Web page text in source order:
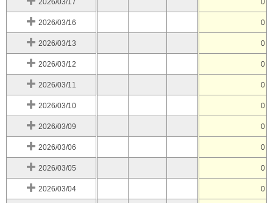
2026/03/17 0
2026/03/16 0
2026/03/13 0
2026/03/12 0
2026/03/11 0
2026/03/10 0
2026/03/09 0
2026/03/06 0
2026/03/05 0
2026/03/04 0